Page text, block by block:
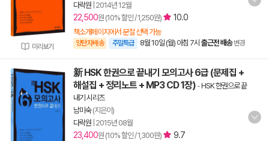
미리보기
다락원 2014년 12월
22,500원 (10% 할인 / 1,250원) 10.0
책소개페이지에서 분철 선택 가능
양탄자배송 주말특급 8월 10일 (월) 아침 7시 출근전 배송 변경
新 HSK 한권으로 끝내기 모의고사 6급 (문제집 +
해설집 + 정리노트 + MP3 CD 1장) -HSK 한권으로 끝
내기 시리즈
남미숙(지은이)
다락원 2015년 08월
23,400원 (10% 할인 / 1,300원) 9.7